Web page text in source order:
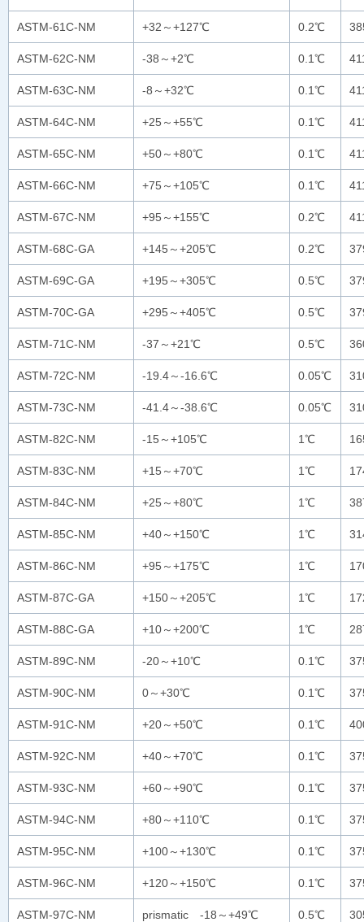
ASTM-61C-NM +32～+127℃ 0.2℃
ASTM-62C-NM -38～+2℃ 0.1℃
ASTM-63C-NM -8～+32℃ 0.1℃
ASTM-64C-NM +25～+55℃ 0.1℃
ASTM-65C-NM +50～+80℃ 0.1℃
ASTM-66C-NM +75～+105℃ 0.1℃
ASTM-67C-NM +95～+155℃ 0.2℃
ASTM-68C-GA +145～+205℃ 0.2℃
ASTM-69C-GA +195～+305℃ 0.5℃
ASTM-70C-GA +295～+405℃ 0.5℃
ASTM-71C-NM -37～+21℃ 0.5℃
ASTM-72C-NM -19.4～-16.6℃ 0.05℃
ASTM-73C-NM -41.4～-38.6℃ 0.05℃
ASTM-82C-NM -15～+105℃ 1℃
ASTM-83C-NM +15～+70℃ 1℃
ASTM-84C-NM +25～+80℃ 1℃
ASTM-85C-NM +40～+150℃ 1℃
ASTM-86C-NM +95～+175℃ 1℃
ASTM-87C-GA +150～+205℃ 1℃
ASTM-88C-GA +10～+200℃ 1℃
ASTM-89C-NM -20～+10℃ 0.1℃
ASTM-90C-NM 0～+30℃ 0.1℃
ASTM-91C-NM +20～+50℃ 0.1℃
ASTM-92C-NM +40～+70℃ 0.1℃
ASTM-93C-NM +60～+90℃ 0.1℃
ASTM-94C-NM +80～+110℃ 0.1℃
ASTM-95C-NM +100～+130℃ 0.1℃
ASTM-96C-NM +120～+150℃ 0.1℃
ASTM-97C-NM prismatic -18～+49℃ 0.5℃